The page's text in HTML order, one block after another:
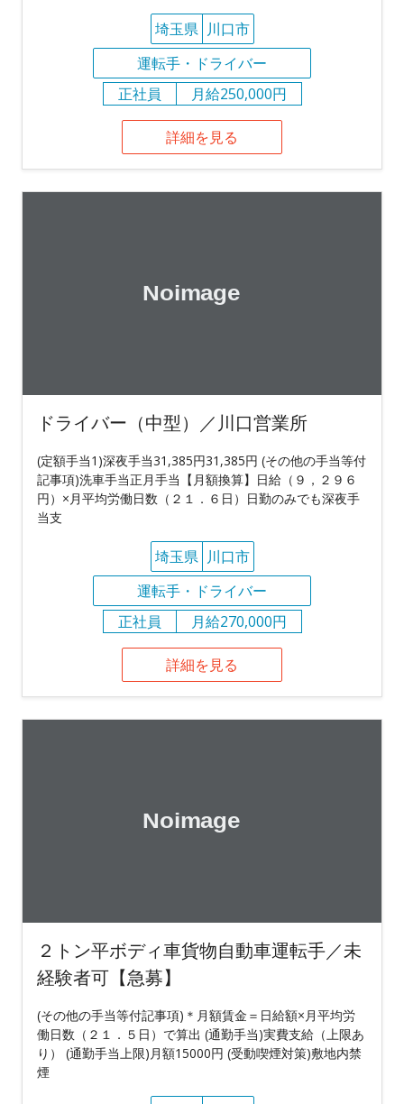
埼玉県 川口市
運転手・ドライバー
正社員
月給250,000円
詳細を見る
ドライバー（中型）／川口営業所
(定額手当1)深夜手当31,385円31,385円 (その他の手当等付
記事項)洗車手当正月手当【月額換算】日給（９，２９６
円）×月平均労働日数（２１．６日）日勤のみでも深夜手
当支
埼玉県 川口市
運転手・ドライバー
正社員
月給270,000円
詳細を見る
２トン平ボディ車貨物自動車運転手／未
経験者可【急募】
(その他の手当等付記事項)＊月額賃金＝日給額×月平均労
働日数（２１．５日）で算出 (通勤手当)実費支給（上限あ
り） (通勤手当上限)月額15000円 (受動喫煙対策)敷地内禁
煙